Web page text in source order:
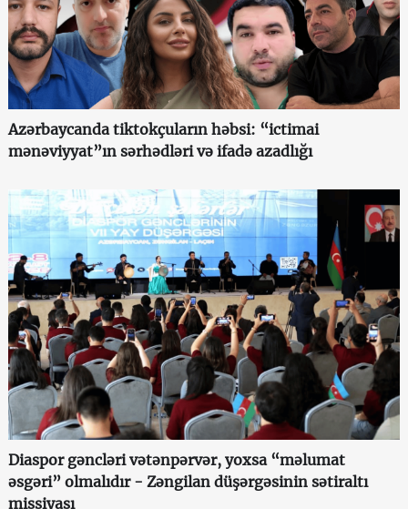
Azərbaycanda tiktokçuların həbsi: “ictimai
mənəviyyat”ın sərhədləri və ifadə azadlığı
Diaspor gəncləri vətənpərvər, yoxsa “məlumat
əsgəri” olmalıdır - Zəngilan düşərgəsinin sətiraltı
missiyası